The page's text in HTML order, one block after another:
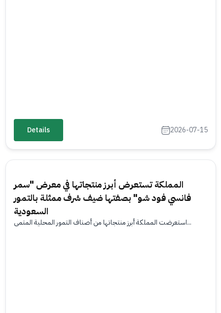
Details 2026-07-15
المملكة تستعرض أبرز منتجاتها في معرض "سمر
فانسي فود شو" بصفتها ضيف شرف ممثلة بالتمور
السعودية
استعرضت المملكة أبرز منتجاتها من أصناف التمور المحلية المتمي...